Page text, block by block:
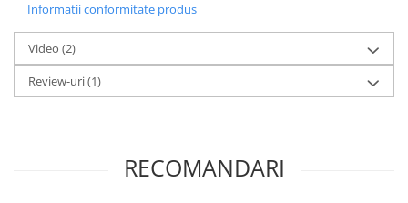
Informatii conformitate produs
Video (2)
Review-uri(1)
RECOMANDARI